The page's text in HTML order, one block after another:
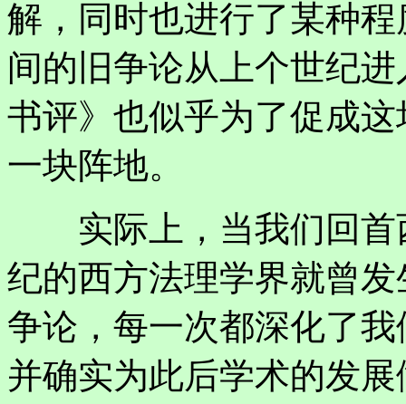
解，同时也进行了某种
间的旧争论从上个世纪
书评》也似乎为了促成
一块阵地。
实际上，当我们回首
纪的西方法理学界就曾
争论，每一次都深化了
并确实为此后学术的发